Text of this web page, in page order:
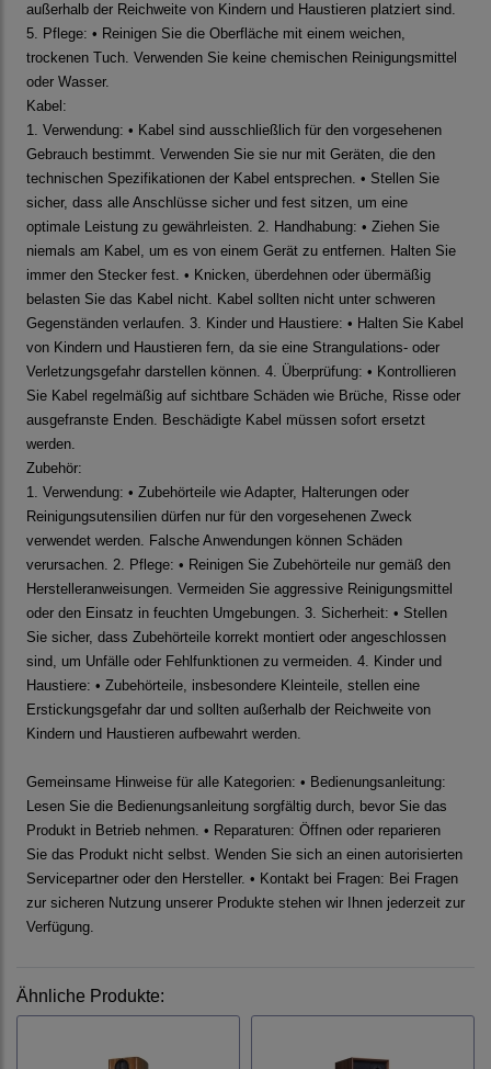
außerhalb der Reichweite von Kindern und Haustieren platziert sind.
5. Pflege: • Reinigen Sie die Oberfläche mit einem weichen,
trockenen Tuch. Verwenden Sie keine chemischen Reinigungsmittel
oder Wasser.
Kabel:
1. Verwendung: • Kabel sind ausschließlich für den vorgesehenen
Gebrauch bestimmt. Verwenden Sie sie nur mit Geräten, die den
technischen Spezifikationen der Kabel entsprechen. • Stellen Sie
sicher, dass alle Anschlüsse sicher und fest sitzen, um eine
optimale Leistung zu gewährleisten. 2. Handhabung: • Ziehen Sie
niemals am Kabel, um es von einem Gerät zu entfernen. Halten Sie
immer den Stecker fest. • Knicken, überdehnen oder übermäßig
belasten Sie das Kabel nicht. Kabel sollten nicht unter schweren
Gegenständen verlaufen. 3. Kinder und Haustiere: • Halten Sie Kabel
von Kindern und Haustieren fern, da sie eine Strangulations- oder
Verletzungsgefahr darstellen können. 4. Überprüfung: • Kontrollieren
Sie Kabel regelmäßig auf sichtbare Schäden wie Brüche, Risse oder
ausgefranste Enden. Beschädigte Kabel müssen sofort ersetzt
werden.
Zubehör:
1. Verwendung: • Zubehörteile wie Adapter, Halterungen oder
Reinigungsutensilien dürfen nur für den vorgesehenen Zweck
verwendet werden. Falsche Anwendungen können Schäden
verursachen. 2. Pflege: • Reinigen Sie Zubehörteile nur gemäß den
Herstelleranweisungen. Vermeiden Sie aggressive Reinigungsmittel
oder den Einsatz in feuchten Umgebungen. 3. Sicherheit: • Stellen
Sie sicher, dass Zubehörteile korrekt montiert oder angeschlossen
sind, um Unfälle oder Fehlfunktionen zu vermeiden. 4. Kinder und
Haustiere: • Zubehörteile, insbesondere Kleinteile, stellen eine
Erstickungsgefahr dar und sollten außerhalb der Reichweite von
Kindern und Haustieren aufbewahrt werden.
Gemeinsame Hinweise für alle Kategorien: • Bedienungsanleitung:
Lesen Sie die Bedienungsanleitung sorgfältig durch, bevor Sie das
Produkt in Betrieb nehmen. • Reparaturen: Öffnen oder reparieren
Sie das Produkt nicht selbst. Wenden Sie sich an einen autorisierten
Servicepartner oder den Hersteller. • Kontakt bei Fragen: Bei Fragen
zur sicheren Nutzung unserer Produkte stehen wir Ihnen jederzeit zur
Verfügung.
Ähnliche Produkte: